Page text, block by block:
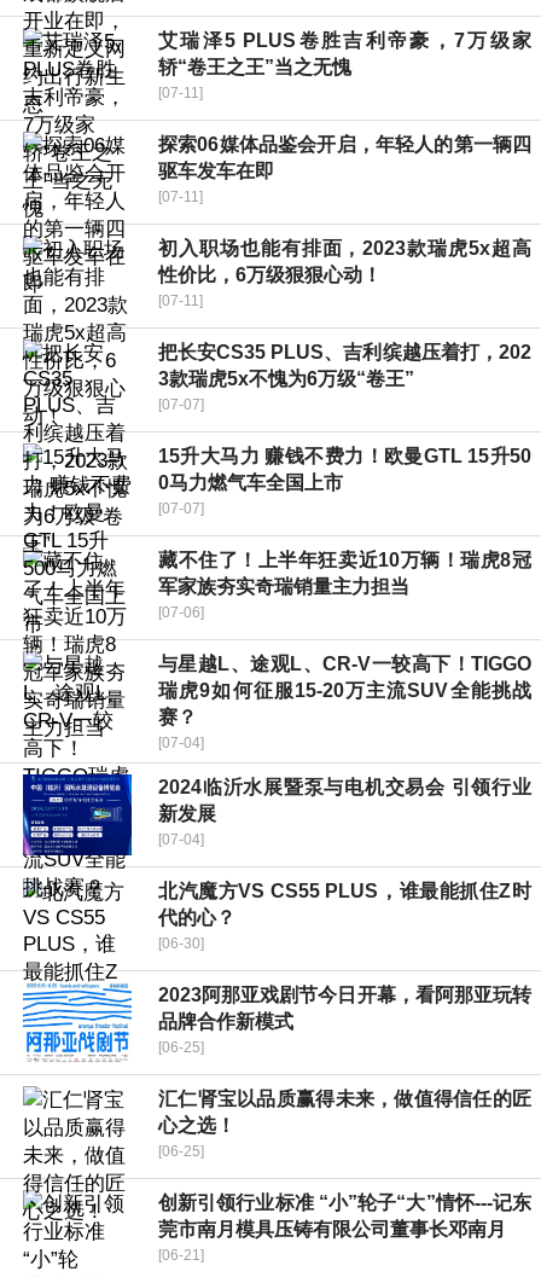
艾瑞泽5 PLUS卷胜吉利帝豪，7万级家
轿“卷王之王”当之无愧
[07-11]
探索06媒体品鉴会开启，年轻人的第一辆四
驱车发车在即
[07-11]
初入职场也能有排面，2023款瑞虎5x超高
性价比，6万级狠狠心动！
[07-11]
把长安CS35 PLUS、吉利缤越压着打，202
3款瑞虎5x不愧为6万级“卷王”
[07-07]
15升大马力 赚钱不费力！欧曼GTL 15升50
0马力燃气车全国上市
[07-07]
藏不住了！上半年狂卖近10万辆！瑞虎8冠
军家族夯实奇瑞销量主力担当
[07-06]
与星越L、途观L、CR-V一较高下！TIGGO
瑞虎9如何征服15-20万主流SUV全能挑战
赛？
[07-04]
2024临沂水展暨泵与电机交易会 引领行业
新发展
[07-04]
北汽魔方VS CS55 PLUS，谁最能抓住Z时
代的心？
[06-30]
2023阿那亚戏剧节今日开幕，看阿那亚玩转
品牌合作新模式
[06-25]
汇仁肾宝以品质赢得未来，做值得信任的匠
心之选！
[06-25]
创新引领行业标准 “小”轮子“大”情怀---记东
莞市南月模具压铸有限公司董事长邓南月
[06-21]